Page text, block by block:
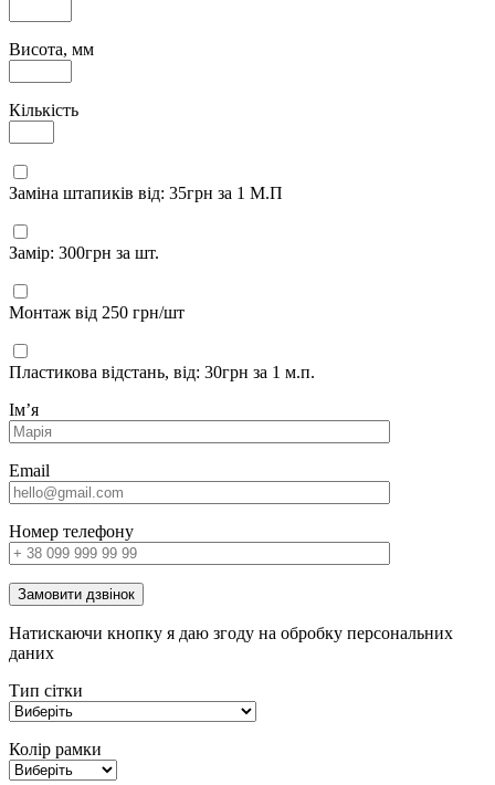
Висота, мм
Кількість
Заміна штапиків від: 35грн за 1 М.П
Замір: 300грн за шт.
Монтаж від 250 грн/шт
Пластикова відстань, від: 30грн за 1 м.п.
Імʼя
Email
Номер телефону
Замовити дзвінок
Натискаючи кнопку я даю згоду на обробку персональних
даних
Тип сітки
Колір рамки